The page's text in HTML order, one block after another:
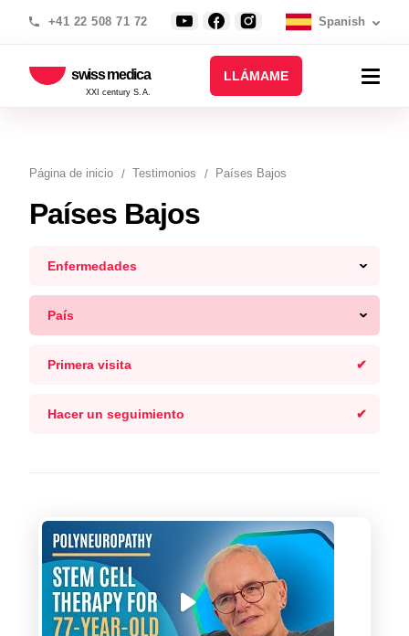
+41 22 508 71 72 Spanish
swiss medica
XXI century S.A.
LLÁMAME
Página de inicio Testimonios Países Bajos
Países Bajos
Enfermedades
País
Primera visita
Hacer un seguimiento